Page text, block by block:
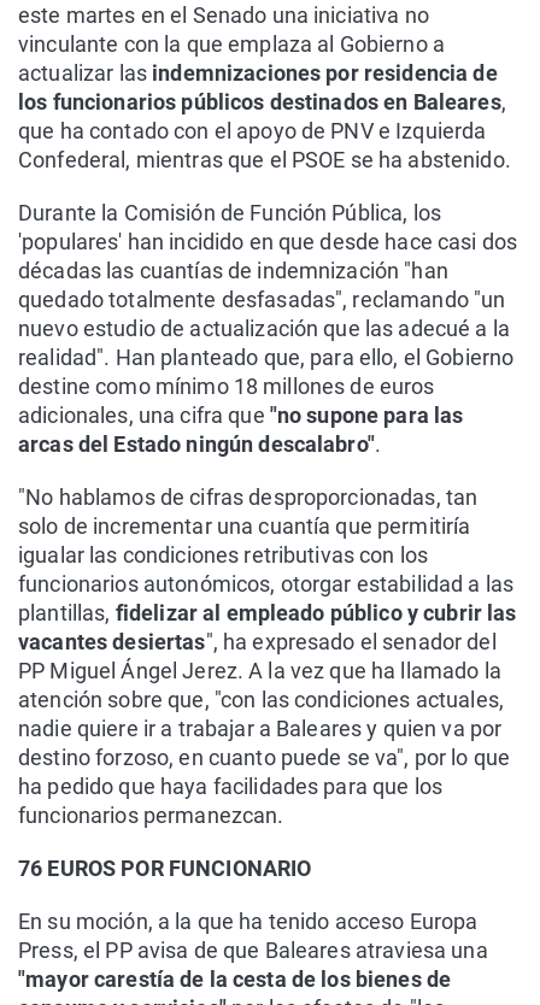
este martes en el Senado una iniciativa no
vinculante con la que emplaza al Gobierno a
actualizar las indemnizaciones por residencia de
los funcionarios públicos destinados en Baleares,
que ha contado con el apoyo de PNV e Izquierda
Confederal, mientras que el PSOE se ha abstenido.
Durante la Comisión de Función Pública, los
'populares' han incidido en que desde hace casi dos
décadas las cuantías de indemnización "han
quedado totalmente desfasadas", reclamando "un
nuevo estudio de actualización que las adecué a la
realidad". Han planteado que, para ello, el Gobierno
destine como mínimo 18 millones de euros
adicionales, una cifra que "no supone para las
arcas del Estado ningún descalabro".
"No hablamos de cifras desproporcionadas, tan
solo de incrementar una cuantía que permitiría
igualar las condiciones retributivas con los
funcionarios autonómicos, otorgar estabilidad a las
plantillas, fidelizar al empleado público y cubrir las
vacantes desiertas", ha expresado el senador del
PP Miguel Ángel Jerez. A la vez que ha llamado la
atención sobre que, "con las condiciones actuales,
nadie quiere ir a trabajar a Baleares y quien va por
destino forzoso, en cuanto puede se va", por lo que
ha pedido que haya facilidades para que los
funcionarios permanezcan.
76 EUROS POR FUNCIONARIO
En su moción, a la que ha tenido acceso Europa
Press, el PP avisa de que Baleares atraviesa una
"mayor carestía de la cesta de los bienes de